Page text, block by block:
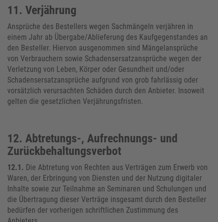
11. Verjährung
Ansprüche des Bestellers wegen Sachmängeln verjähren in
einem Jahr ab Übergabe/Ablieferung des Kaufgegenstandes an
den Besteller. Hiervon ausgenommen sind Mängelansprüche
von Verbrauchern sowie Schadensersatzansprüche wegen der
Verletzung von Leben, Körper oder Gesundheit und/oder
Schadensersatzansprüche aufgrund von grob fahrlässig oder
vorsätzlich verursachten Schäden durch den Anbieter. Insoweit
gelten die gesetzlichen Verjährungsfristen.
12. Abtretungs-, Aufrechnungs- und
Zurückbehaltungsverbot
12.1. Die Abtretung von Rechten aus Verträgen zum Erwerb von
Waren, der Erbringung von Diensten und der Nutzung digitaler
Inhalte sowie zur Teilnahme an Seminaren und Schulungen und
die Übertragung dieser Verträge insgesamt durch den Besteller
bedürfen der vorherigen schriftlichen Zustimmung des